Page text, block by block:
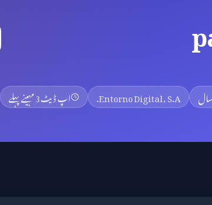
Entorno Digital, S.A. اپ ڈیٹ3 مہینے پہلے